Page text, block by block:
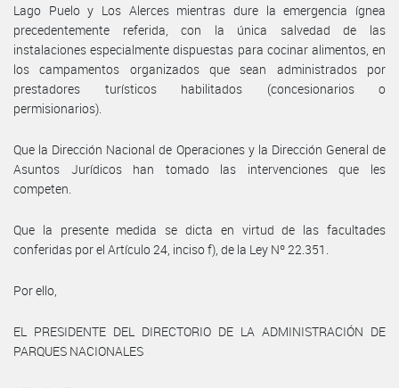
Lago Puelo y Los Alerces mientras dure la emergencia ígnea
precedentemente referida, con la única salvedad de las
instalaciones especialmente dispuestas para cocinar alimentos, en
los campamentos organizados que sean administrados por
prestadores turísticos habilitados (concesionarios o
permisionarios).
Que la Dirección Nacional de Operaciones y la Dirección General de
Asuntos Jurídicos han tomado las intervenciones que les
competen.
Que la presente medida se dicta en virtud de las facultades
conferidas por el Artículo 24, inciso f), de la Ley Nº 22.351.
Por ello,
EL PRESIDENTE DEL DIRECTORIO DE LA ADMINISTRACIÓN DE
PARQUES NACIONALES